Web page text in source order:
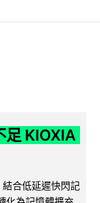
足 KIOXIA
合低延遲快閃記